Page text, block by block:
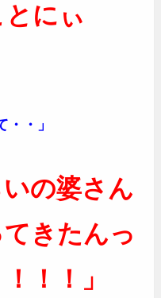
にぃ
・」
の婆さん
きたんっ
！！」